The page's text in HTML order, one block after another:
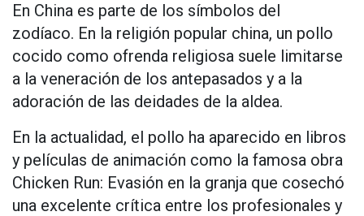
En China es parte de los símbolos del
zodíaco. En la religión popular china, un pollo
cocido como ofrenda religiosa suele limitarse
a la veneración de los antepasados y a la
adoración de las deidades de la aldea.
En la actualidad, el pollo ha aparecido en libros
y películas de animación como la famosa obra
Chicken Run: Evasión en la granja que cosechó
una excelente crítica entre los profesionales y